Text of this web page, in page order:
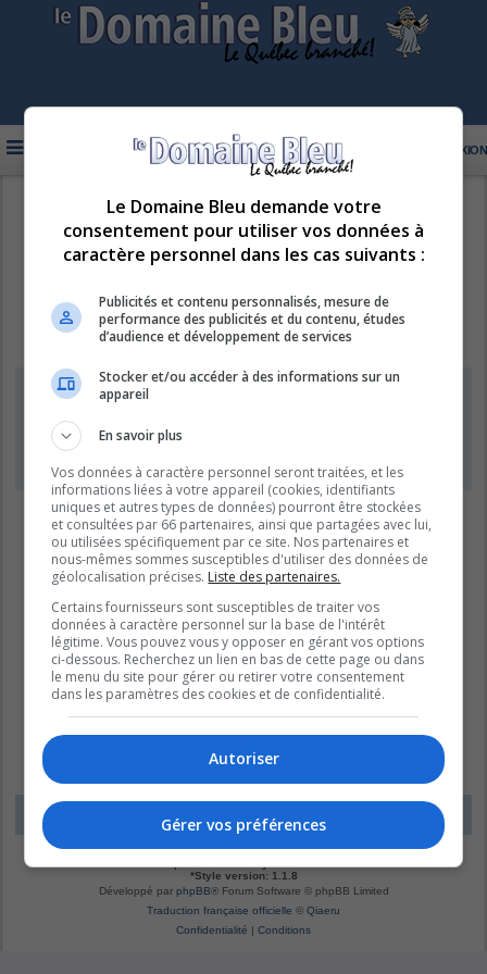
CONNEXION
INSCRIPTION
LE DOMAINE BLEU
Information
Vous ne pouvez pas effectuer de recherche pour le moment car le
LE DOMAINE BLEU UTC-04:00
*Original byChristian 2.0
*Style version: 1.1.8
Développé par phpBB® Forum Software © phpBB Limited
Traduction française officielle © Qiaeru
Confidentialité | Conditions
Le Domaine Bleu demande votre
consentement pour utiliser vos données à
caractère personnel dans les cas suivants :
Publicités et contenu personnalisés, mesure de
performance des publicités et du contenu, études
d’audience et développement de services
Stocker et/ou accéder à des informations sur un
appareil
En savoir plus
Vos données à caractère personnel seront traitées, et les
informations liées à votre appareil (cookies, identifiants
uniques et autres types de données) pourront être stockées
et consultées par 66 partenaires, ainsi que partagées avec lui,
ou utilisées spécifiquement par ce site. Nos partenaires et
nous-mêmes sommes susceptibles d'utiliser des données de
géolocalisation précises. Liste des partenaires.
Certains fournisseurs sont susceptibles de traiter vos
données à caractère personnel sur la base de l'intérêt
légitime. Vous pouvez vous y opposer en gérant vos options
ci-dessous. Recherchez un lien en bas de cette page ou dans
le menu du site pour gérer ou retirer votre consentement
dans les paramètres des cookies et de confidentialité.
Autoriser
Gérer vos préférences